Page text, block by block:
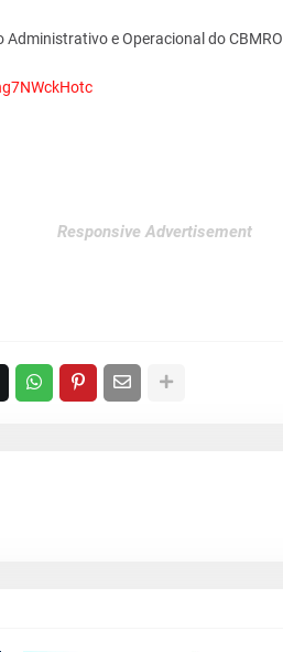
e Operacional do CBMRO
Responsive Advertisement